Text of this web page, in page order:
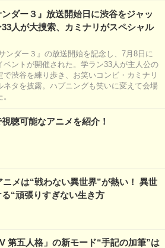
ダー３』放送開始日に渋谷をジャッ
人が大捜索、カミナリがスペシャル
ンダー３』の放送開始を記念し、7月8日に
ベントが開催された。学ラン33人が主人公の
で渋谷を練り歩き、お笑いコンビ・カミナリ
ネタを披露。ハプニングも笑いに変えて会場
聴可能なアニメを紹介！
ニメは“戦わない異世界”が熱い！ 異世
“頑張りすぎない生き方
第五人格」の新モード“手記の加筆”は